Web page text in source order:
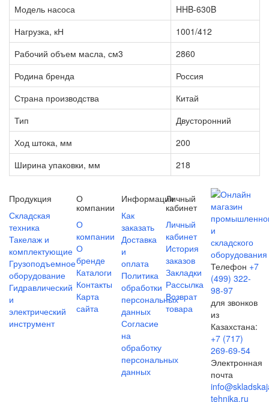
Модель насоса
HHB-630B
Нагрузка, кН
1001/412
Рабочий объем масла, см3
2860
Родина бренда
Россия
Страна производства
Китай
Тип
Двусторонний
Ход штока, мм
200
Ширина упаковки, мм
218
Продукция
Складская
техника
Такелаж и
комплектующие
Грузоподъемное
оборудование
Гидравлический
и
электрический
инструмент
О
компании
О
компании
О
бренде
Каталоги
Контакты
Карта
сайта
Информация
Как
заказать
Доставка
и
оплата
Политика
обработки
персональных
данных
Согласие
на
обработку
персональных
данных
Личный
кабинет
Личный
кабинет
История
заказов
Закладки
Рассылка
Возврат
товара
Телефон +7
(499) 322-
98-97
для звонков
из
Казахстана:
+7 (717)
269-69-54
Электронная
почта
tehnika.ru